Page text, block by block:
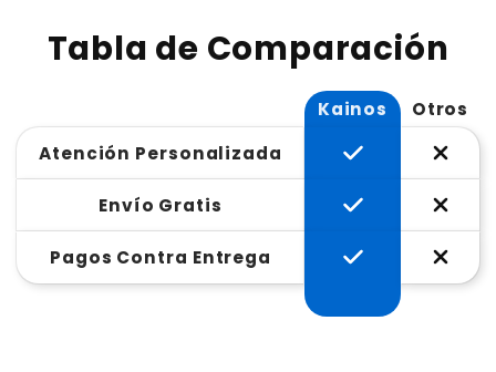
Tabla de Comparación
Kainos
Otros
Atención Personalizada
Envío Gratis
Pagos Contra Entrega